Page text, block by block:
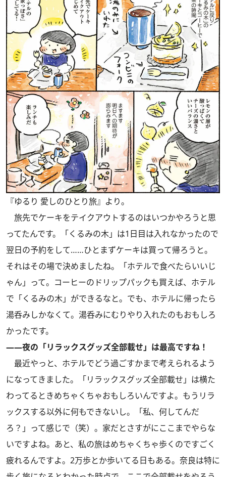
『ゆるり 愛しのひとり旅』より。
旅先でケーキをテイクアウトするのはいつかやろうと思
ってたんです。「くるみの木」は1日目は入れなかったので
翌日の予約をして……ひとまずケーキは買って帰ろうと。
それはその場で決めましたね。「ホテルで食べたらいいじ
ゃん」って。コーヒーのドリップパックも買えば、ホテル
で「くるみの木」ができるなと。でも、ホテルに帰ったら
湯呑みしかなくて。湯呑みにむりやり入れたのもおもしろ
かったです。
――夜の「リラックスグッズ全部載せ」は最高ですね！
最近やっと、ホテルでどう過ごすかまで考えられるよう
になってきました。「リラックスグッズ全部載せ」は横た
わってるときめちゃくちゃおもしろいんですよ。もうリラ
ックスする以外に何もできないし。「私、何してんだ
ろ？」って感じで（笑）。家だとさすがにここまでやらな
いですよね。あと、私の旅はめちゃくちゃ歩くのですごく
疲れるんですよ。2万歩とか歩いてる日もある。奈良は特に